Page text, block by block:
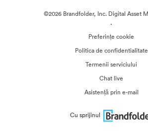
©2026 Brandfolder, Inc. Digital Asset
·
Preferințe cookie
Politica de confidentialitate
Termenii serviciului
Chat live
Asistență prin e-mail
Cu sprijinul